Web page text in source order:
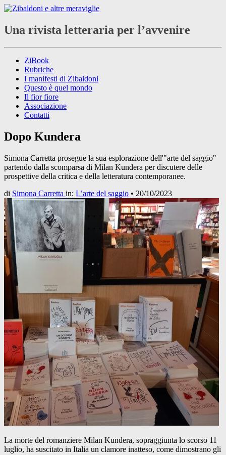
Una rivista letteraria per l’avvenire
ZiBook
Rubriche
I manifesti di Zibaldoni
Questo è quel mondo
Il fior fiore
Associazione
Contatti
Dopo Kundera
Simona Carretta prosegue la sua esplorazione dell'"arte del saggio"
partendo dalla scomparsa di Milan Kundera per discutere delle
prospettive della critica e della letteratura contemporanee.
di Simona Carretta in: L’arte del saggio • 20/10/2023
La morte del romanziere Milan Kundera, sopraggiunta lo scorso 11
luglio, ha suscitato in Italia un clamore inatteso, come dimostrano gli